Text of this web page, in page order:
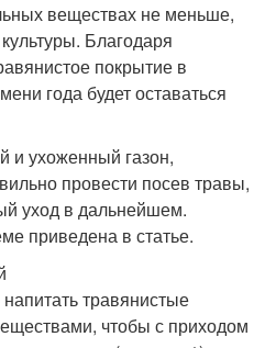
веществах не меньше,
Благодаря
покрытие в
года будет оставаться
и ухоженный газон,
провести посев травы,
уход в дальнейшем.
приведена в статье.
травянистые
чтобы с приходом